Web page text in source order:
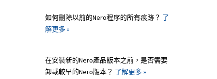
如何刪除以前的Nero程序的所有痕跡？ 了
解更多 »
在安裝新的Nero產品版本之前，是否需要
卸載較早的Nero版本？ 了解更多 »